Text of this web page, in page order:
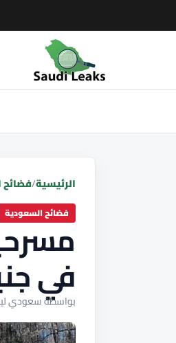
الرئيسية/فضائح
فضائح السعودية
في
بواسطة سعودي